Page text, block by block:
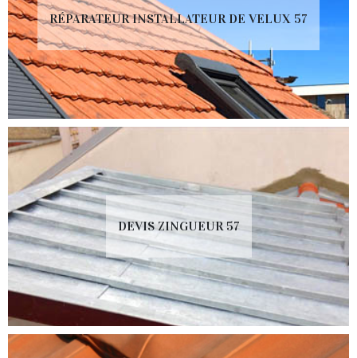
RÉPARATEUR INSTALLATEUR DE VELUX 57
DEVIS ZINGUEUR 57